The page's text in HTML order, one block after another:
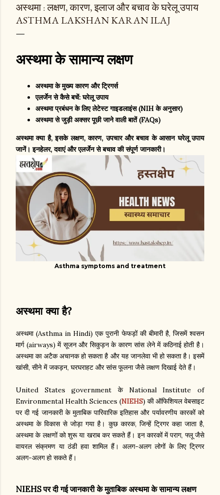
अस्थमा : लक्षण, कारण, इलाज और बचाव के घरेलू उपाय
ASTHMA LAKSHAN KARAN ILAJ
अस्थमा के सामान्य लक्षण
अस्थमा के मुख्य कारण और ट्रिगर्स
एलर्जेन से कैसे बचें: घरेलू उपाय
अस्थमा प्रबंधन के लिए लेटेस्ट गाइडलाइंस (NIH के अनुसार)
अस्थमा से जुड़ी अक्सर पूछी जाने वाली बातें (FAQs)
अस्थमा क्या है, इसके लक्षण, कारण, उपचार और बचाव के आसान घरेलू उपाय
जानें। इनहेलर, दवाएं और एलर्जेन से बचाव की संपूर्ण जानकारी।
Asthma symptoms and treatment
अस्थमा क्या है?
अस्थमा (Asthma in Hindi) एक पुरानी फेफड़ों की बीमारी है, जिसमें श्वसन
मार्ग (airways) में सूजन और सिकुड़न के कारण सांस लेने में कठिनाई होती है।
अस्थमा का अटैक अचानक हो सकता है और यह जानलेवा भी हो सकता है। इसमें
खांसी, सीने में जकड़न, घरघराहट और सांस फूलना जैसे लक्षण दिखाई देते हैं।
United States government के National Institute of
Environmental Health Sciences (NIEHS) की ऑफिशियल वेबसाइट
पर दी गई जानकारी के मुताबिक पारिवारिक इतिहास और पर्यावरणीय कारकों को
अस्थमा के विकास से जोड़ा गया है। कुछ कारक, जिन्हें ट्रिगर कहा जाता है,
अस्थमा के लक्षणों को शुरू या खराब कर सकते हैं। इन कारकों में पराग, फ्लू जैसे
वायरल संक्रमण या ठंडी हवा शामिल हैं। अलग-अलग लोगों के लिए ट्रिगर
अलग-अलग हो सकते हैं।
NIEHS पर दी गई जानकारी के मुताबिक अस्थमा के सामान्य लक्षण